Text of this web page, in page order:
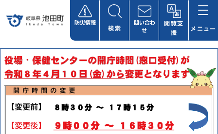
防災情報
検索
問い合わ
せ
閲覧支
援
メニュー
ここから本文です
ビジュアルエリア。池田町役
場からの紹介、お知らせ。